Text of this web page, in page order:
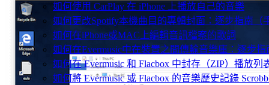
如何使用 CarPlay 在 iPhone 上播放自己的音樂
如何更改Spotify本機曲目的專輯封面：逐步指南（
如何在iPhone或MAC上編輯音訊檔案的歌詞
如何在Evermusic中在裝置之間傳輸音樂庫：逐步指
如何在 Evermusic 和 Flacbox 中封存（ZIP）播放
如何將 Evermusic 或 Flacbox 的音樂歷史記錄